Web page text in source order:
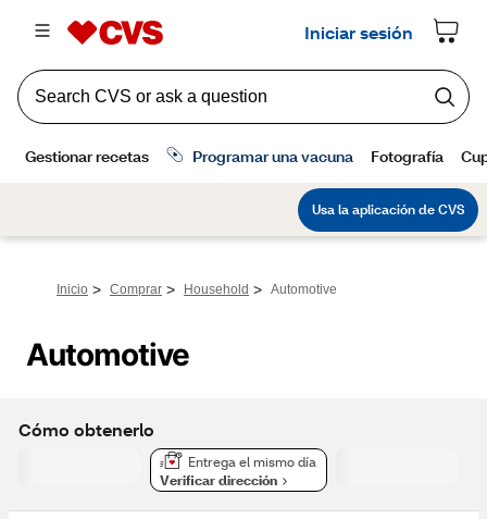
Inicio > Comprar > Household > Automotive
Automotive
Cómo obtenerlo
Entrega el mismo día
Verificar dirección